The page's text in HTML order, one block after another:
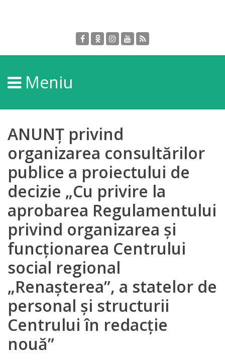
DGPDC
Informații
despre
Subdiviziuni/Servicii
Structura
Strategia
Orarul
audienței
Managementul
instituției
Planuri
de
activitate
Meniu
ANUNȚ privind
organizarea consultărilor
publice a proiectului de
decizie „Cu privire la
aprobarea Regulamentului
privind organizarea și
funcționarea Centrului
social regional
„Renașterea”, a statelor de
personal și structurii
Centrului în redacție
nouă”